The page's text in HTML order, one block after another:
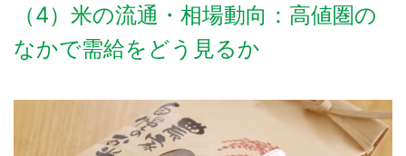
（4）米の流通・相場動向：高値圏の
なかで需給をどう見るか